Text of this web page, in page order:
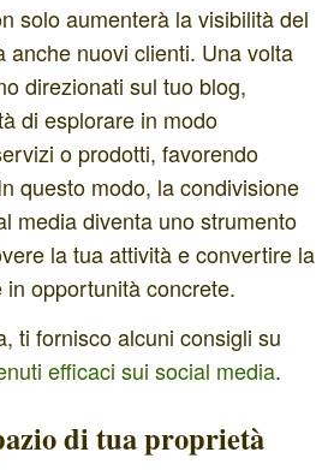
solo aumenterà la visibilità del
anche nuovi clienti. Una volta
direzionati sul tuo blog,
di esplorare in modo
o prodotti, favorendo
questo modo, la condivisione
media diventa uno strumento
la tua attività e convertire la
opportunità concrete.
ti fornisco alcuni consigli su
efficaci sui social media.
di tua proprietà